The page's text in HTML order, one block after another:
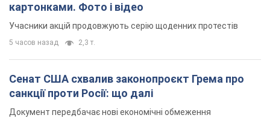
картонками. Фото і відео
Учасники акцій продовжують серію щоденних протестів
5 часов назад 2,3 т.
Сенат США схвалив законопроєкт Грема про
санкції проти Росії: що далі
Документ передбачає нові економічні обмеження